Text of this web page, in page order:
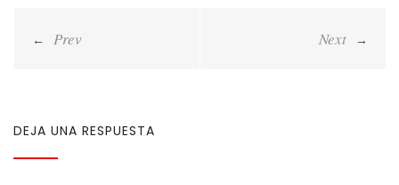
Navegación
DEJA UNA RESPUESTA